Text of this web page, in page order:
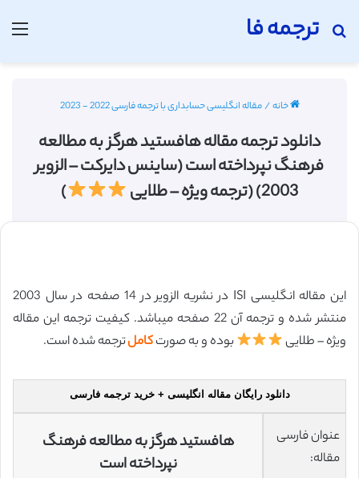
ترجمه فا
جستجو برای
خانه/مقاله انگلیسی حسابداری با ترجمه فارسی 2022 - 2023
دانلود ترجمه مقاله هافستید هرگز به مطالعه
فرهنگ نپرداخته است (ساینس دایرکت – الزویر
2003) (ترجمه ویژه – طلایی
)
این مقاله انگلیسی ISI در نشریه الزویر در 14 صفحه در سال 2003
منتشر شده و ترجمه آن 22 صفحه میباشد. کیفیت ترجمه این مقاله
ویژه – طلایی
بوده و به صورتکاملترجمه شده است.
دانلود رایگان مقاله انگلیسی + خرید ترجمه فارسی
عنوان فارسی
مقاله:
هافستید هرگز به مطالعه فرهنگ
نپرداخته است